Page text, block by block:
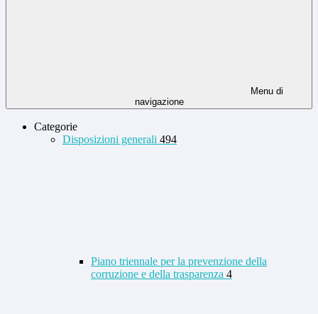
Menu di
navigazione
Categorie
Disposizioni generali 494
Piano triennale per la prevenzione della
corruzione e della trasparenza 4